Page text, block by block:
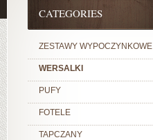
CATEGORIES
ZESTAWY WYPOCZYNKOWE
WERSALKI
PUFY
FOTELE
TAPCZANY